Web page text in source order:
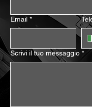
Email *
Scrivi il tuo messaggio *